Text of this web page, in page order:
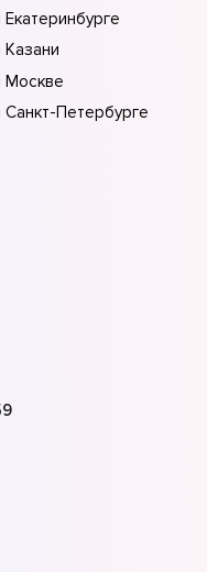
Казани
Москве
Санкт-Петербурге